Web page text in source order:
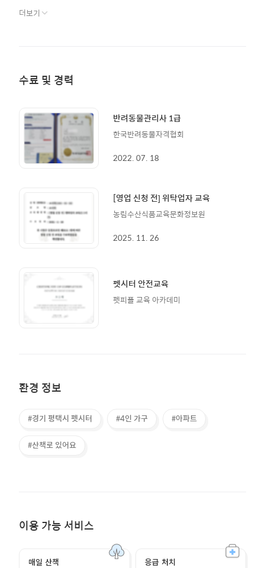
돌봄하는 동안에는 정말 내아이 같이 사랑과 정성으로 같이 지내고
더보기
수료 및 경력
반려동물관리사 1급
한국반려동물자격협회
2022. 07. 18
[영업 신청 전] 위탁업자 교육
농림수산식품교육문화정보원
2025. 11. 26
펫시터 안전교육
펫피플 교육 아카데미
환경 정보
#경기 평택시 펫시터 #4인 가구 #아파트
#산책로 있어요
이용 가능 서비스
매일 산책 응급 처치